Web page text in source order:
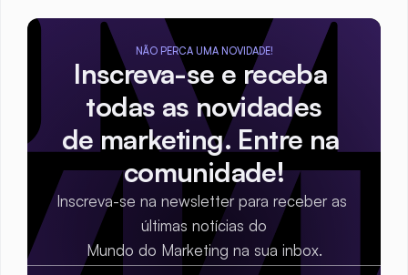
NÃO PERCA UMA NOVIDADE!
Inscreva-se e receba
todas as novidades
de marketing. Entre na
comunidade!
Inscreva-se na newsletter para receber as
últimas notícias do
Mundo do Marketing na sua inbox.